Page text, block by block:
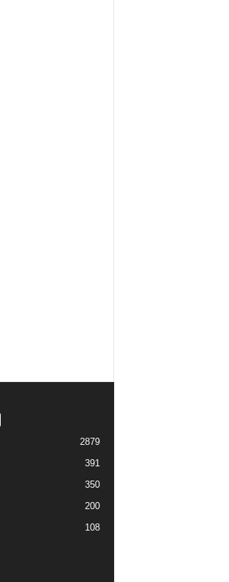
2879
391
350
200
108